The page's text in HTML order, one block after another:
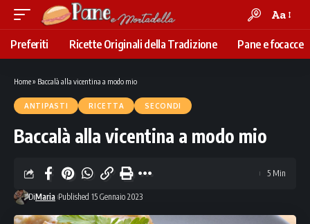
Font
Resizer
Aa
Preferiti Ricette Originali della Tradizione Pane e focacce
Home» Baccalà alla vicentina a modo mio
ANTIPASTI RICETTA SECONDI
Baccalà alla vicentina a modo mio
DiMaria Published 15 Gennaio 2023
5 Min